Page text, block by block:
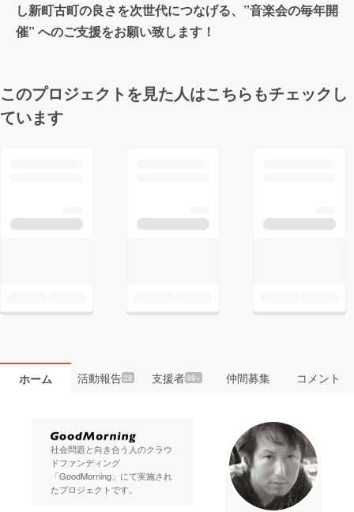
し新町古町の良さを次世代につなげる、”音楽会の毎年開
催” へのご支援をお願い致します！
このプロジェクトを見た人はこちらもチェックし
ています
ホーム 活動報告28 支援者99+ 仲間募集 コメント
社会問題と向き合う人のクラウ
ドファンディング
「GoodMorning」にて実施され
たプロジェクトです。